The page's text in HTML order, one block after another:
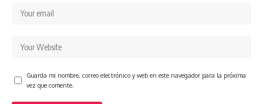
Guarda mi nombre, correo electrónico y web en este navegador para la próxima
vez que comente.